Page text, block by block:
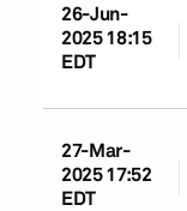
26-Jun-
2025 18:15
EDT
27-Mar-
2025 17:52
EDT